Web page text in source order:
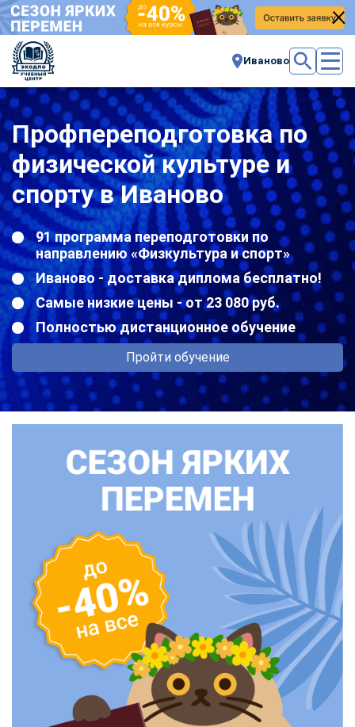
Иваново
Профпереподготовка по
физической культуре и
спорту в Иваново
91 программа переподготовки по
направлению «Физкультура и спорт»
Иваново - доставка диплома бесплатно!
Самые низкие цены - от 23 080 руб.
Полностью дистанционное обучение
Пройти обучение